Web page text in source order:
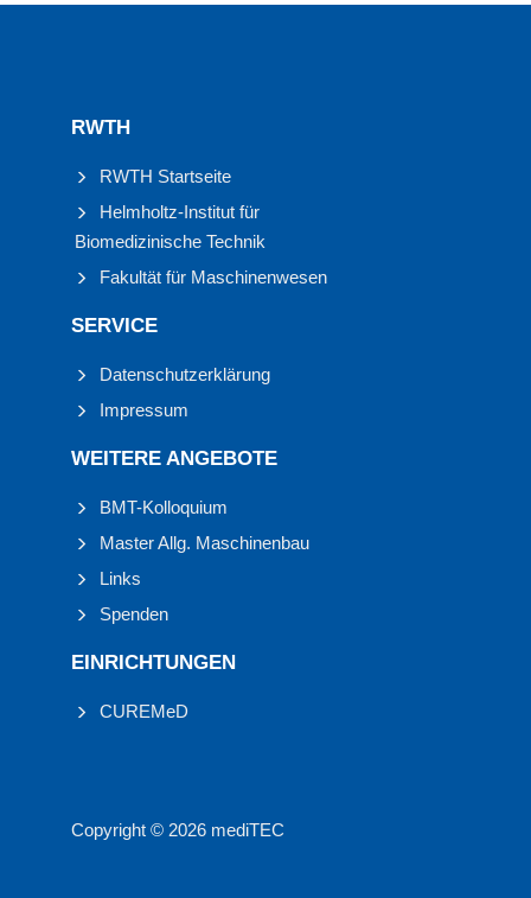
RWTH
RWTH Startseite
Helmholtz-Institut für
Biomedizinische Technik
Fakultät für Maschinenwesen
SERVICE
Datenschutzerklärung
Impressum
WEITERE ANGEBOTE
BMT-Kolloquium
Master Allg. Maschinenbau
Links
Spenden
EINRICHTUNGEN
CUREMeD
Copyright © 2026 mediTEC